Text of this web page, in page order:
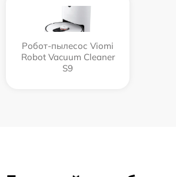
Робот-пылесос Viomi
Robot Vacuum Cleaner
S9